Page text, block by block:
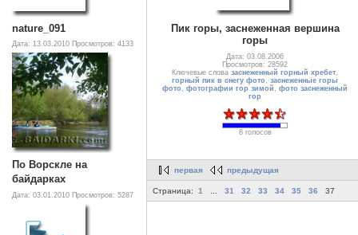
nature_091
Дата: 13.03.2010 Просмотров: 4133
По Ворскле на
байдарках
Дата: 03.01.2010 Просмотров: 5287
Пик горы, заснеженная вершина
горы
Дата: 03.08.2006
Просмотров: 28592
Ключевые слова заснеженный горный хребет
горный пик в снегу фото
заснеженные горы
фото
фотографии гор зимой
фото заснеженный
гор
8 голосов
первая предыдущая
Страница: 1 31 32 33 34 35 36 37